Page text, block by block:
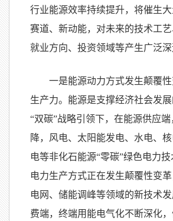
行业能源效率持续提升，将催生
赛道、新动能，对未来的技术工艺
就业方向、投资领域等产生广泛深
一是能源动力方式发生颠覆
生产力。能源是支撑经济社会发展
“双碳”战略引领下，在能源供应
降，风电、太阳能发电、水电、
电等非化石能源“零碳”绿色电力技
电力生产方式正在发生颠覆性变
电网、储能调峰等领域的新技术
费端，终端用能电气化不断深化